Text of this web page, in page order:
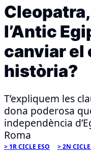
l’Antic
canviar el
història?
T’expliquem les
dona poderosa
independència
Roma
1R CICLE ESO 2N